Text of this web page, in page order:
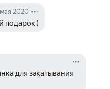
2020
подарок )
для закатывания